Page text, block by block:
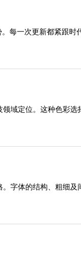
每一次更新都紧跟时
域定位。这种色彩选
字体的结构、粗细及